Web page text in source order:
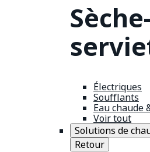
Sèche-
Électriques
Soufflants
Eau chaude
Voir tout
Solutions de
Retour